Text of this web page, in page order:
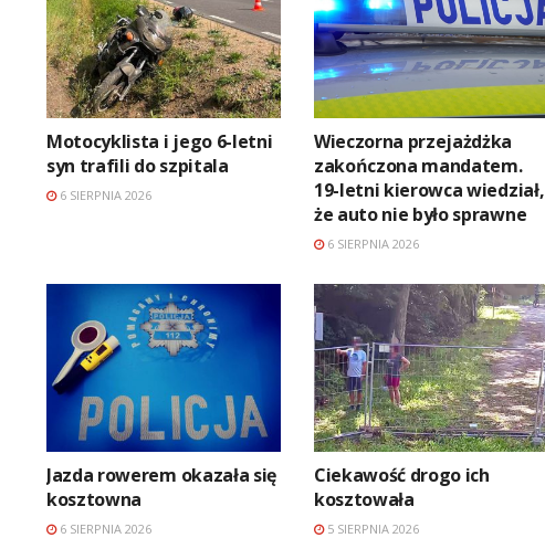
Motocyklista i jego 6-letni
syn trafili do szpitala
6 SIERPNIA 2026
Wieczorna przejażdżka
zakończona mandatem.
19-letni kierowca wiedział,
że auto nie było sprawne
6 SIERPNIA 2026
Jazda rowerem okazała się
kosztowna
6 SIERPNIA 2026
Ciekawość drogo ich
kosztowała
5 SIERPNIA 2026